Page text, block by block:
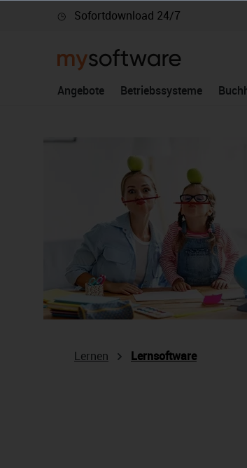
Zur Hauptnavigation springen
Sofortdownload 24/7
Angebote Betriebssysteme
Lernen Lernsoftware